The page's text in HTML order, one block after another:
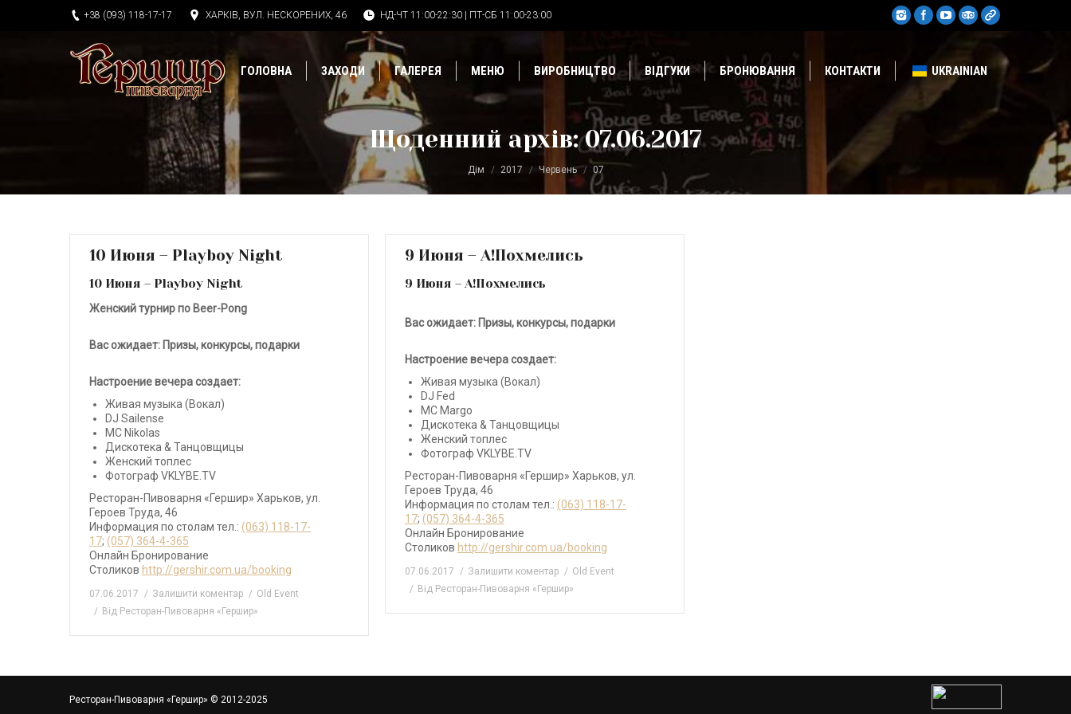
+38 (093) 118-17-17 ХАРКІВ, ВУЛ. НЕСКОРЕНИХ, 46 НД-ЧТ 11:00-22:30 | ПТ-СБ 11:00-23:00
ГОЛОВНА ЗАХОДИ ГАЛЕРЕЯ МЕНЮ ВИРОБНИЦТВО ВІДГУКИ БРОНЮВАННЯ КОНТАКТИ UKRAINIAN
Щоденний архів:07.06.2017
Дім 2017 Червень 07
10 Июня – Playboy Night
10 Июня – Playboy Night
Женский турнир по Beer-Pong
Вас ожидает: Призы, конкурсы, подарки
Настроение вечера создает:
Живая музыка (Вокал)
DJ Sailense
МС Nikolas
Дискотека & Танцовщицы
Женский топлес
Фотограф VKLYBE.TV
Ресторан-Пивоварня «Гершир» Харьков, ул.
Героев Труда, 46
Информация по столам тел.: (063) 118-17-
17; (057) 364-4-365
Онлайн Бронирование
Столиков http://gershir.com.ua/booking
07.06.2017 Залишити коментар
Old Event
Від Ресторан-Пивоварня «Гершир»
9 Июня – А!Похмелись
9 Июня – А!Похмелись
Вас ожидает: Призы, конкурсы, подарки
Настроение вечера создает:
Живая музыка (Вокал)
DJ Fed
МС Margo
Дискотека & Танцовщицы
Женский топлес
Фотограф VKLYBE.TV
Ресторан-Пивоварня «Гершир» Харьков, ул.
Героев Труда, 46
Информация по столам тел.: (063) 118-17-
17; (057) 364-4-365
Онлайн Бронирование
Столиков http://gershir.com.ua/booking
07.06.2017 Залишити коментар
Old Event
Від Ресторан-Пивоварня «Гершир»
Ресторан-Пивоварня «Гершир» © 2012-2025